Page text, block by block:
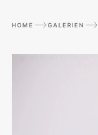
HOME GALERIEN